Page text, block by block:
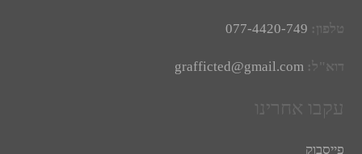
טלפון: 077-4420-749
דוא"ל: grafficted@gmail.com
עקבו אחרינו
פייסבוק